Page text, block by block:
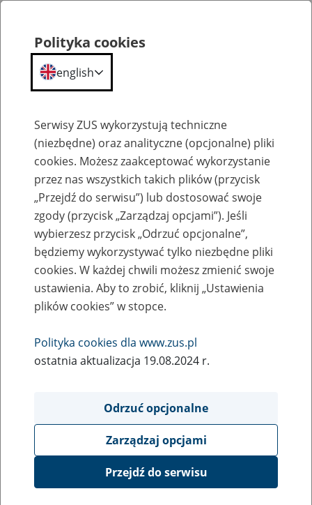
Komunikaty
Ograniczenie w dostępie do niektórych
wniosków na PUE ZUS po południu 16
grudnia 2022 r. oraz usunięcie niektórych
wniosków roboczych
W związku z koniecznością przeprowadzenia prac
serwisowych na portalu PUE ZUS, 16 grudnia od 15:00 do
18:30 mogą wystąpić problemy z dostępnością wniosków:
Polityka cookies
english
Serwisy ZUS wykorzystują techniczne
(niezbędne) oraz analityczne (opcjonalne) pliki
cookies. Możesz zaakceptować wykorzystanie
przez nas wszystkich takich plików (przycisk
„Przejdź do serwisu”) lub dostosować swoje
zgody (przycisk „Zarządzaj opcjami”). Jeśli
wybierzesz przycisk „Odrzuć opcjonalne”,
będziemy wykorzystywać tylko niezbędne pliki
cookies. W każdej chwili możesz zmienić swoje
ustawienia. Aby to zrobić, kliknij „Ustawienia
plików cookies” w stopce.
Polityka cookies dla www.zus.pl
ostatnia aktualizacja 19.08.2024 r.
Odrzuć opcjonalne
Zarządzaj opcjami
Przejdź do serwisu